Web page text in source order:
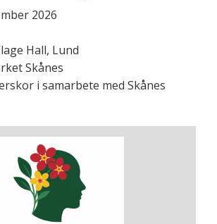
2026
Hall, Lund
Skånes
i samarbete med Skånes